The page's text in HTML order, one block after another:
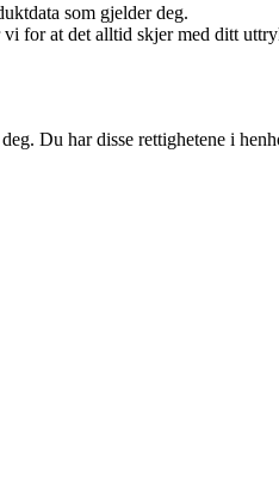
som gjelder deg.
for at det alltid skjer med ditt
Du har disse rettighetene i